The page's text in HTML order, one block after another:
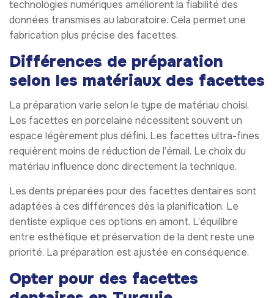
technologies numériques améliorent la fiabilité des
données transmises au laboratoire. Cela permet une
fabrication plus précise des facettes.
Différences de préparation
selon les matériaux des facettes
La préparation varie selon le type de matériau choisi.
Les facettes en porcelaine nécessitent souvent un
espace légèrement plus défini. Les facettes ultra-fines
requièrent moins de réduction de l’émail. Le choix du
matériau influence donc directement la technique.
Les dents préparées pour des facettes dentaires sont
adaptées à ces différences dès la planification. Le
dentiste explique ces options en amont. L’équilibre
entre esthétique et préservation de la dent reste une
priorité. La préparation est ajustée en conséquence.
Opter pour des facettes